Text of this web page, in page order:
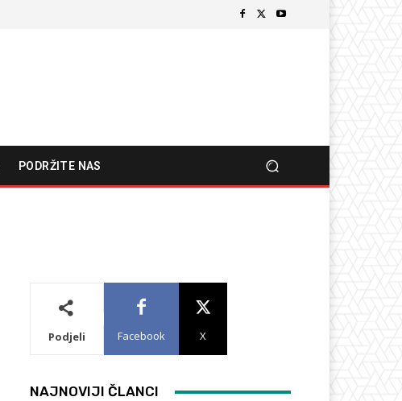
PODRŽITE NAS
Podjeli Facebook X
NAJNOVIJI ČLANCI